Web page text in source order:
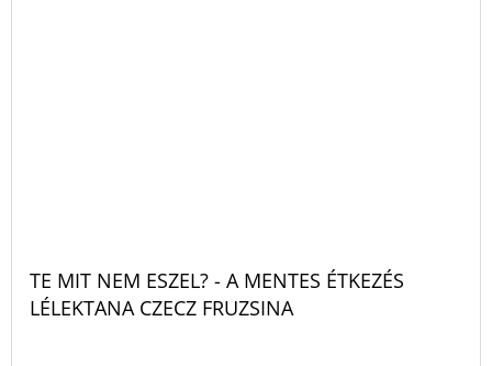
TE MIT NEM ESZEL? - A MENTES ÉTKEZÉS
LÉLEKTANA CZECZ FRUZSINA